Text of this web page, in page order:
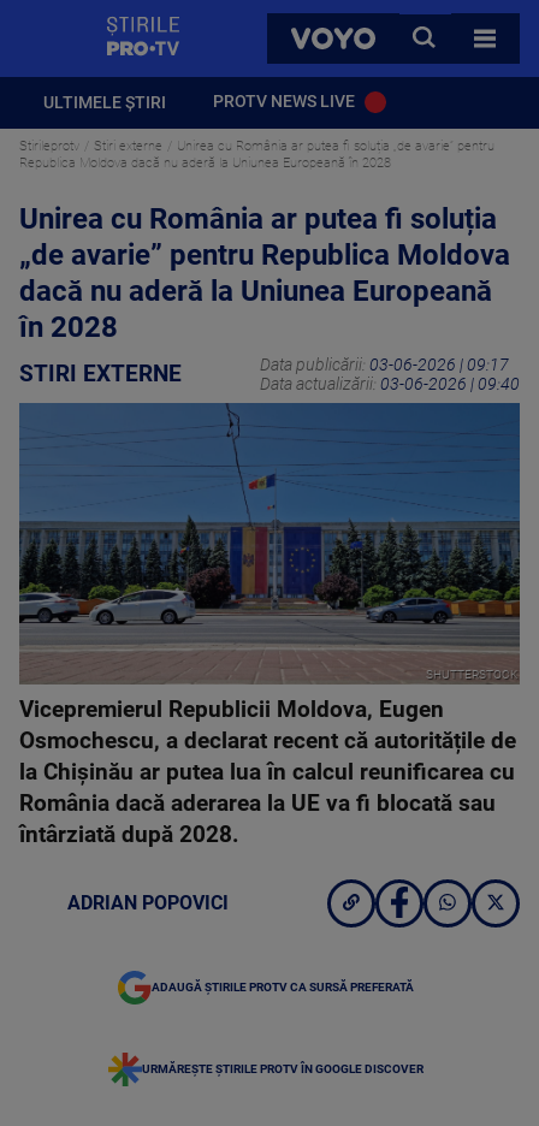
VOYO
CAUTA
TOATE
ULTIMELE ȘTIRI PROTV NEWS LIVE
Stirileprotv Stiri externe
Unirea cu România ar putea fi soluția „de avarie” pentru
Republica Moldova dacă nu aderă la Uniunea Europeană în 2028
Unirea cu România ar putea fi soluția
„de avarie” pentru Republica Moldova
dacă nu aderă la Uniunea Europeană
în 2028
STIRI EXTERNE Data publicării: 03-06-2026 | 09:17
Data actualizării: 03-06-2026 | 09:40
SHUTTERSTOCK
Vicepremierul Republicii Moldova, Eugen
Osmochescu, a declarat recent că autoritățile de
la Chișinău ar putea lua în calcul reunificarea cu
România dacă aderarea la UE va fi blocată sau
întârziată după 2028.
ADRIAN POPOVICI
ADAUGĂ ȘTIRILE PROTV CA SURSĂ PREFERATĂ
URMĂREȘTE ȘTIRILE PROTV ÎN GOOGLE DISCOVER